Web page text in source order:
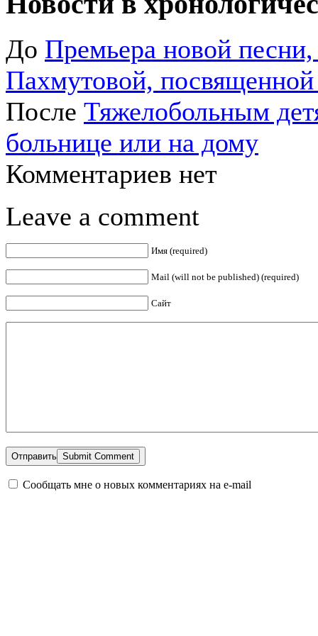
До Премьера новой
Пахмутовой,
После Тяжелобольным
больнице или на дому
Комментариев нет
Leave a comment
Имя (required)
Mail (will not be published) (required)
Сайт
Отправить
Сообщать мне о новых комментариях на e-mail